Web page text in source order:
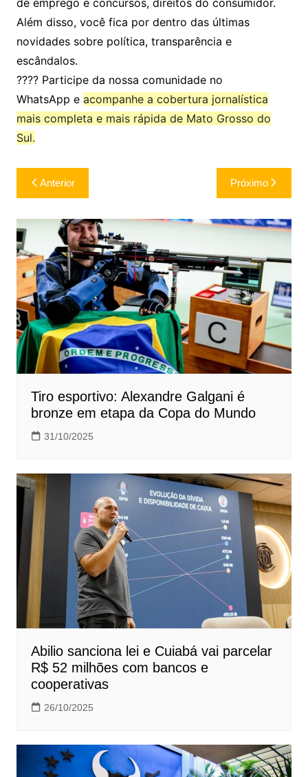
Além disso, você fica por dentro das últimas
novidades sobre política, transparência e
escândalos.
???? Participe da nossa comunidade no
WhatsApp e acompanhe a cobertura jornalística
mais completa e mais rápida de Mato Grosso do
Sul.
Navegação
de
Post
Anterior Próximo
Tiro esportivo: Alexandre Galgani é
bronze em etapa da Copa do Mundo
31/10/2025
Abilio sanciona lei e Cuiabá vai parcelar
R$ 52 milhões com bancos e
cooperativas
26/10/2025